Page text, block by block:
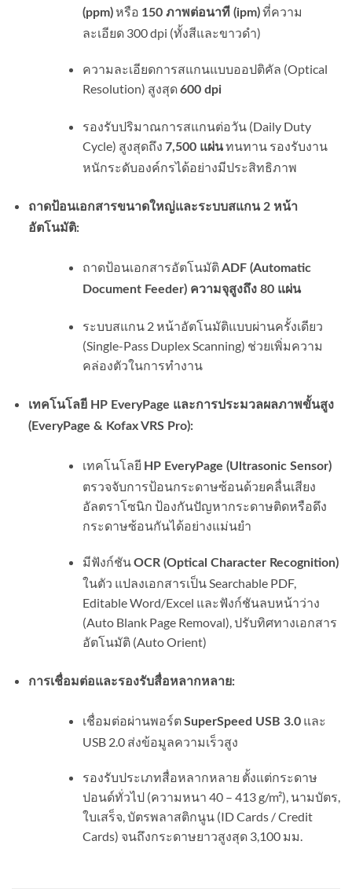
(ppm)หรือ 150 ภาพต่อนาที (ipm)ที่ความ
ละเอียด 300 dpi (ทั้งสีและขาวดำ)
ความละเอียดการสแกนแบบออปติคัล (Optical
Resolution) สูงสุด600 dpi
รองรับปริมาณการสแกนต่อวัน (Daily Duty
Cycle) สูงสุดถึง 7,500 แผ่นทนทาน รองรับงาน
หนักระดับองค์กรได้อย่างมีประสิทธิภาพ
ถาดป้อนเอกสารขนาดใหญ่และระบบสแกน 2 หน้า
อัตโนมัติ:
ถาดป้อนเอกสารอัตโนมัติADF (Automatic
Document Feeder) ความจุสูงถึง 80 แผ่น
ระบบสแกน 2 หน้าอัตโนมัติแบบผ่านครั้งเดียว
(Single-Pass Duplex Scanning) ช่วยเพิ่มความ
คล่องตัวในการทำงาน
เทคโนโลยี HP EveryPage และการประมวลผลภาพขั้นสูง
(EveryPage & Kofax VRS Pro):
เทคโนโลยี HP EveryPage (Ultrasonic Sensor)
ตรวจจับการป้อนกระดาษซ้อนด้วยคลื่นเสียง
อัลตราโซนิก ป้องกันปัญหากระดาษติดหรือดึง
กระดาษซ้อนกันได้อย่างแม่นยำ
มีฟังก์ชันOCR (Optical Character Recognition)
ในตัว แปลงเอกสารเป็น Searchable PDF,
Editable Word/Excel และฟังก์ชันลบหน้าว่าง
(Auto Blank Page Removal), ปรับทิศทางเอกสาร
อัตโนมัติ (Auto Orient)
การเชื่อมต่อและรองรับสื่อหลากหลาย:
เชื่อมต่อผ่านพอร์ตSuperSpeed USB 3.0และ
USB 2.0 ส่งข้อมูลความเร็วสูง
รองรับประเภทสื่อหลากหลาย ตั้งแต่กระดาษ
ปอนด์ทั่วไป (ความหนา 40 – 413 g/m²), นามบัตร,
ใบเสร็จ, บัตรพลาสติกนูน (ID Cards / Credit
Cards) จนถึงกระดาษยาวสูงสุด 3,100 มม.